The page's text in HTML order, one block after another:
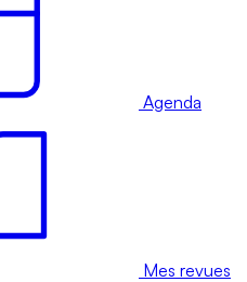
Agenda
Mes revues